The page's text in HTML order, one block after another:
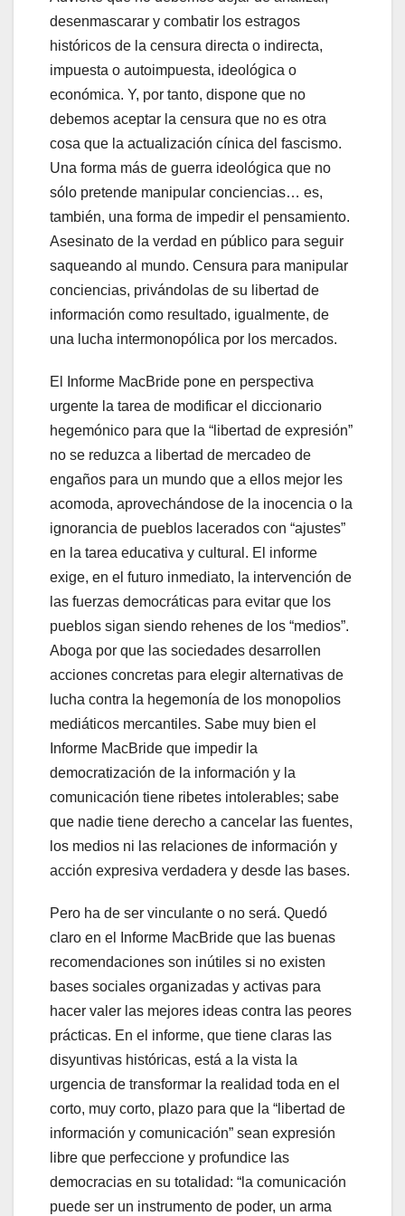
desenmascarar y combatir los estragos
históricos de la censura directa o indirecta,
impuesta o autoimpuesta, ideológica o
económica. Y, por tanto, dispone que no
debemos aceptar la censura que no es otra
cosa que la actualización cínica del fascismo.
Una forma más de guerra ideológica que no
sólo pretende manipular conciencias… es,
también, una forma de impedir el pensamiento.
Asesinato de la verdad en público para seguir
saqueando al mundo. Censura para manipular
conciencias, privándolas de su libertad de
información como resultado, igualmente, de
una lucha intermonopólica por los mercados.
El Informe MacBride pone en perspectiva
urgente la tarea de modificar el diccionario
hegemónico para que la
libertad de expresión
no se reduzca a libertad de mercadeo de
engaños para un mundo que a ellos mejor les
acomoda, aprovechándose de la inocencia o la
ignorancia de pueblos lacerados con ajustes
en la tarea educativa y cultural. El informe
exige, en el futuro inmediato, la intervención de
las fuerzas democráticas para evitar que los
pueblos sigan siendo rehenes de los medios .
Aboga por que las sociedades desarrollen
acciones concretas para elegir alternativas de
lucha contra la hegemonía de los monopolios
mediáticos mercantiles. Sabe muy bien el
Informe MacBride que impedir la
democratización de la información y la
comunicación tiene ribetes intolerables; sabe
que nadie tiene derecho a cancelar las fuentes,
los medios ni las relaciones de información y
acción expresiva verdadera y desde las bases.
Pero ha de ser vinculante o no será. Quedó
claro en el Informe MacBride que las buenas
recomendaciones son inútiles si no existen
bases sociales organizadas y activas para
hacer valer las mejores ideas contra las peores
prácticas. En el informe, que tiene claras las
disyuntivas históricas, está a la vista la
urgencia de transformar la realidad toda en el
corto, muy corto, plazo para que la
libertad de
información y comunicación sean expresión
libre que perfeccione y profundice las
democracias en su totalidad: “la comunicación
puede ser un instrumento de poder, un arma